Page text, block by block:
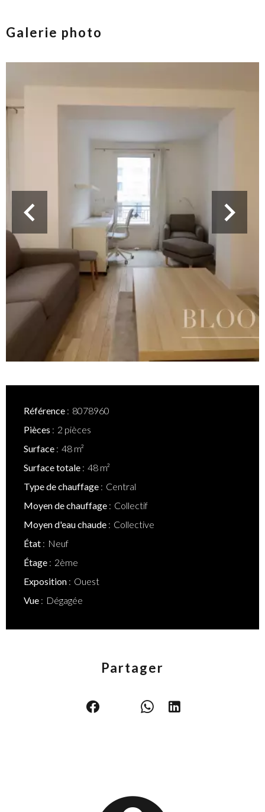
Galerie photo
Référence
8078960
Pièces
2 pièces
Surface
48 m²
Surface totale
48 m²
Type de chauffage
Central
Moyen de chauffage
Collectif
Moyen d'eau chaude
Collective
État
Neuf
Étage
2ème
Exposition
Ouest
Vue
Dégagée
Partager